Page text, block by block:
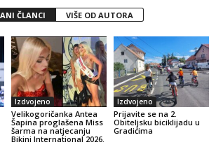
ČLANCI VIŠE OD AUTORA
Izdvojeno
Velikogoričanka Antea
Šapina proglašena Miss
šarma na natjecanju
Bikini International 2026.
Izdvojeno
Prijavite se na 2.
Obiteljsku biciklijadu u
Gradićima